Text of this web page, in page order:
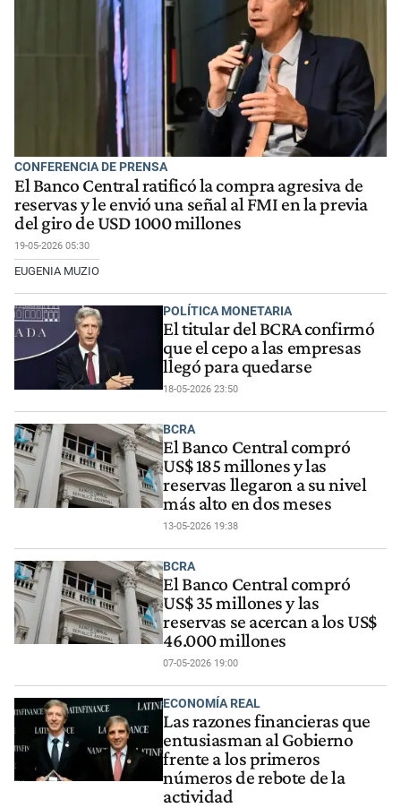
CONFERENCIA DE PRENSA
El Banco Central ratificó la compra agresiva de
reservas y le envió una señal al FMI en la previa
del giro de USD 1000 millones
19-05-2026 05:30
EUGENIA MUZIO
POLÍTICA MONETARIA
El titular del BCRA confirmó
que el cepo a las empresas
llegó para quedarse
18-05-2026 23:50
BCRA
El Banco Central compró
US$ 185 millones y las
reservas llegaron a su nivel
más alto en dos meses
13-05-2026 19:38
BCRA
El Banco Central compró
US$ 35 millones y las
reservas se acercan a los US$
46.000 millones
07-05-2026 19:00
ECONOMÍA REAL
Las razones financieras que
entusiasman al Gobierno
frente a los primeros
números de rebote de la
actividad